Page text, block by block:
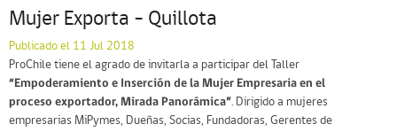
Mujer Exporta – Quillota
Publicado el 11 Jul 2018
ProChile tiene el agrado de invitarla a participar del Taller
“Empoderamiento e Inserción de la Mujer Empresaria en el
proceso exportador, Mirada Panorámica”. Dirigido a mujeres
empresarias MiPymes, Dueñas, Socias, Fundadoras, Gerentes de